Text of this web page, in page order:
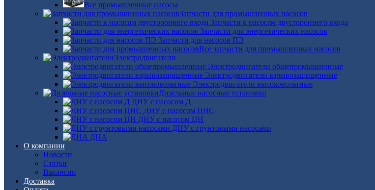
Все промышленные насосы
Запчасти для промышленных насосов
Запчасти к насосам двустороннего входа
Запчасти для энергетических насосов
Запчасти для насосов ПЭ
Все запчасти для промышленных насосов
Электродвигатели
Электродвигатели общепромышленные
Электродвигатели взрывозащищенные
Электродвигатели высоковольтные
Дизельные насосные установки
ДНУ с насосом Д
ДНУ с насосом ЦНС
ДНУ с насосом ЦН
ДНУ с грунтовыми насосами
ДНА
О компании
Новости
Статьи
Вакансии
Доставка